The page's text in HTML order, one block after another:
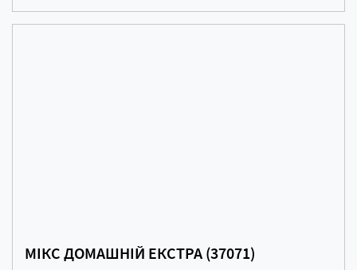
МІКС ДОМАШНІЙ ЕКСТРА (37071)